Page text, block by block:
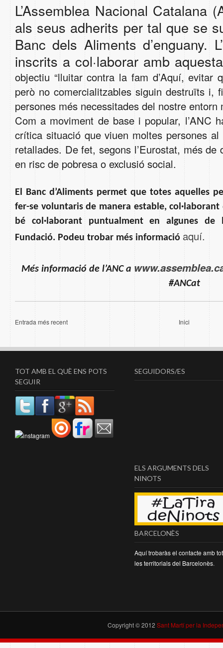
L’Assemblea Nacional Catalana
als seus adherits per tal que se
Banc dels Aliments d’enguany.
inscrits a col·laborar amb
objectiu “lluitar contra la fam d’Aquí, evitar
però no comercialitzables siguin destruïts i,
persones més necessitades del nostre entorn
Com a moviment de base i popular, l’ANC
crítica situació que viuen moltes persones
retallades. De fet, segons l’Eurostat, més
en risc de pobresa o exclusió social.
El Banc d’Aliments permet que totes aquelles
fer-se voluntaris de manera estable,
bé col·laborant puntualment en algunes de
Fundació. Podeu trobar més informació aquí.
Més informació de l’ANC a
#ANCat
Entrada més recent Inici
TOT AMB EL QUÈ ENS POTS
SEGUIR
SEGUIDORS/ES
ELS ARGUMENTS DELS
NINOTS
BARCELONÈS
Aquí trobaràs el contacte amb
les territorials del Barcelonès.
Copyright © 2012 Sant Martí per la